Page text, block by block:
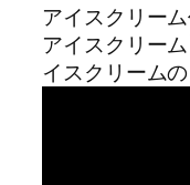
アイスクリー
アイスクリー
イスクリーム